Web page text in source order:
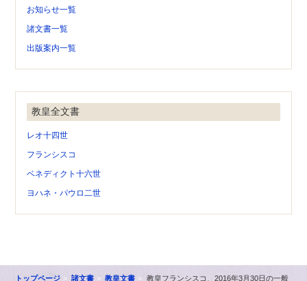
お知らせ一覧
諸文書一覧
出版案内一覧
教皇全文書
レオ十四世
フランシスコ
ベネディクト十六世
ヨハネ・パウロ二世
トップページ 諸文書 教皇文書
教皇フランシスコ、2016年3月30日の一般